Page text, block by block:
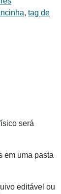
, tag de
será
em uma pasta
editável ou